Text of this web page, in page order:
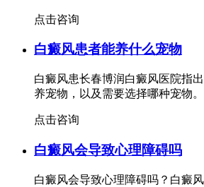
点击咨询
白癜风患者能养什么宠物
白癜风患长春博润白癜风医院指
养宠物，以及需要选择哪种宠物
点击咨询
白癜风会导致心理障碍吗
白癜风会导致心理障碍吗？白癜